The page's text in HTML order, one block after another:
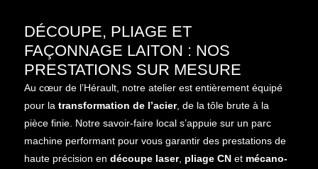
DÉCOUPE, PLIAGE ET
FAÇONNAGE LAITON : NOS
PRESTATIONS SUR MESURE
Au cœur de l’Hérault, notre atelier est entièrement équipé
pour la transformation de l’acier, de la tôle brute à la
pièce finie. Notre savoir-faire local s’appuie sur un parc
machine performant pour vous garantir des prestations de
haute précision en découpe laser, pliage CNet mécano-